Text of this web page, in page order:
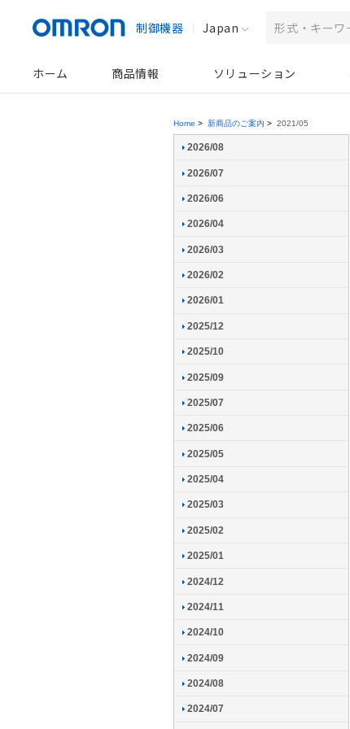
制御機器 Japan
ホーム 商品情報 ソリューション
Home > 新商品のご案内 > 2021/05
2026/08
2026/07
2026/06
2026/04
2026/03
2026/02
2026/01
2025/12
2025/10
2025/09
2025/07
2025/06
2025/05
2025/04
2025/03
2025/02
2025/01
2024/12
2024/11
2024/10
2024/09
2024/08
2024/07